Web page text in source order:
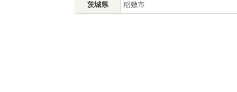
茨城県 稲敷市